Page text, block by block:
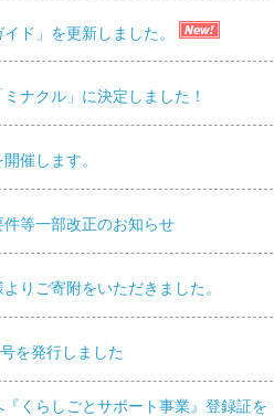
ド」を更新しました。
ナクル」に決定しました！
催します。
等一部改正のお知らせ
りご寄附をいただきました。
を発行しました
くらしごとサポート事業』登録証を